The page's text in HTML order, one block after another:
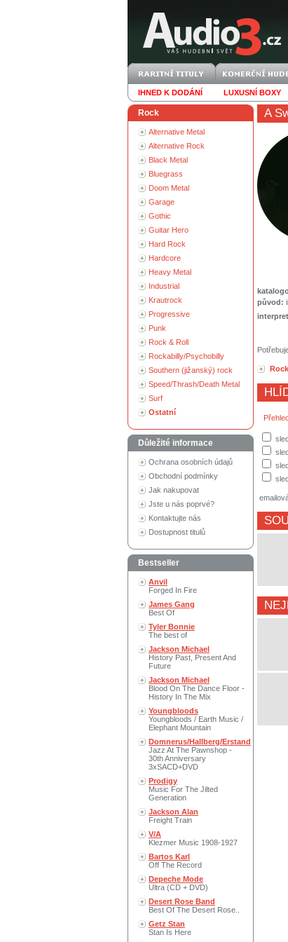
IHNED K DODÁNÍ LUXUSNÍ BOXY
Rock
Alternative Metal
Alternative Rock
Black Metal
Bluegrass
Doom Metal
Garage
Gothic
Guitar Hero
Hard Rock
Hardcore
Heavy Metal
Industrial
Krautrock
Progressive
Punk
Rock & Roll
Rockabilly/Psychobilly
Southern (jižanský) rock
Speed/Thrash/Death Metal
Surf
Ostatní
Důležité informace
Ochrana osobních údajů
Obchodní podmínky
Jak nakupovat
Jste u nás poprvé?
Kontaktujte nás
Dostupnost titulů
Bestseller
Anvil
Forged In Fire
James Gang
Best Of
Tyler Bonnie
The best of
Jackson Michael
History Past, Present And
Future
Jackson Michael
Blood On The Dance Floor -
History In The Mix
Youngbloods
Youngbloods / Earth Music /
Elephant Mountain
Domnerus/Hallberg/Erstand
Jazz At The Pawnshop -
30th Anniversary
3xSACD+DVD
Prodigy
Music For The Jilted
Generation
Jackson Alan
Freight Train
V/A
Klezmer Music 1908-1927
Bartos Karl
Off The Record
Depeche Mode
Ultra (CD + DVD)
Desert Rose Band
Best Of The Desert Rose..
Getz Stan
Stan Is Here
A
původ:
Rock